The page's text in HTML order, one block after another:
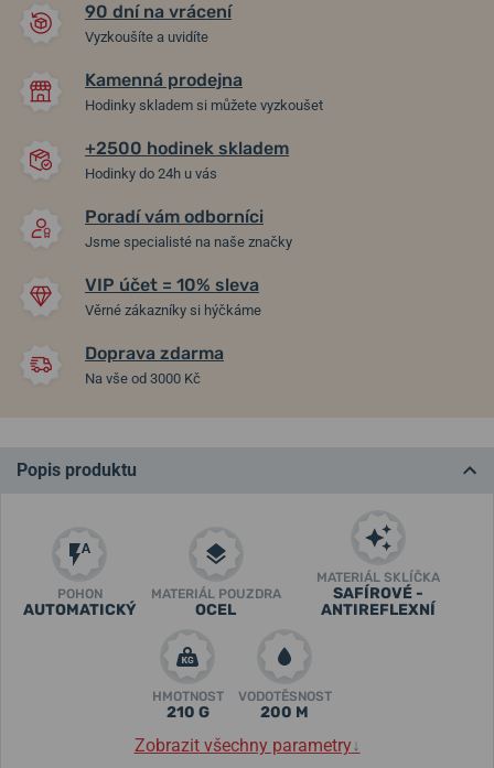
90 dní na vrácení
Vyzkoušíte a uvidíte
Kamenná prodejna
Hodinky skladem si můžete vyzkoušet
+2500 hodinek skladem
Hodinky do 24h u vás
Poradí vám odborníci
Jsme specialisté na naše značky
VIP účet = 10% sleva
Věrné zákazníky si hýčkáme
Doprava zdarma
Na vše od 3000 Kč
Popis produktu
POHON
AUTOMATICKÝ
MATERIÁL POUZDRA
OCEL
MATERIÁL SKLÍČKA
SAFÍROVÉ -
ANTIREFLEXNÍ
HMOTNOST
210 G
VODOTĚSNOST
200 M
Zobrazit všechny parametry↓